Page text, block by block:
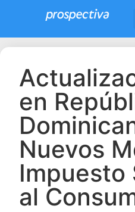
en
Nuevos
Impuesto
al